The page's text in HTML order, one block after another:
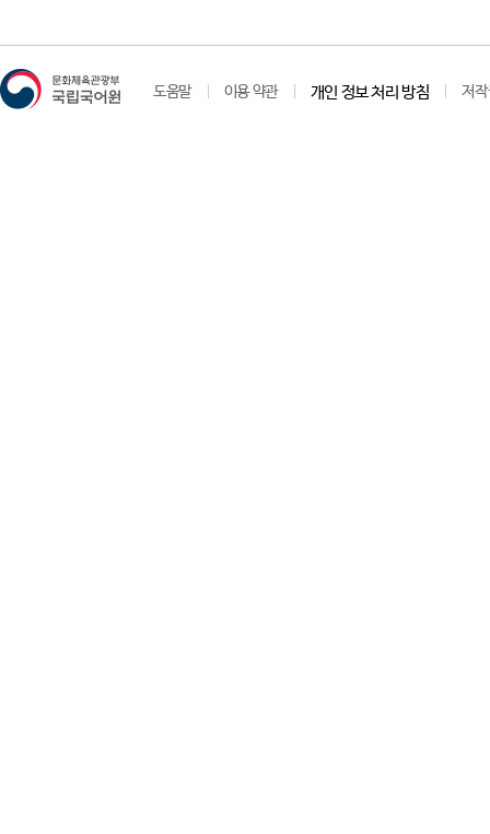
도움말 이용 약관 개인 정보 처리 방침 저